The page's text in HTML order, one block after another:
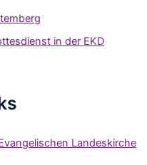
in der EKD
Landeskirche